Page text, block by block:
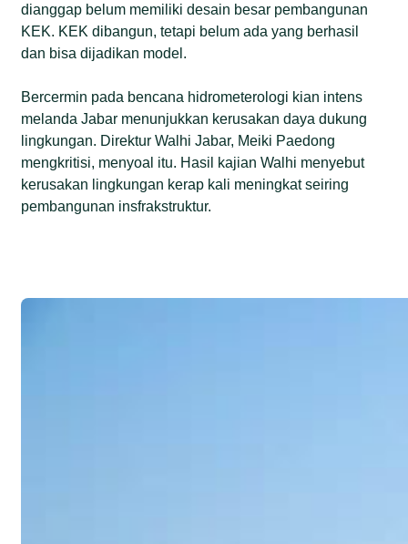
dianggap belum memiliki desain besar pembangunan
KEK. KEK dibangun, tetapi belum ada yang berhasil
dan bisa dijadikan model.
Bercermin pada bencana hidrometerologi kian intens
melanda Jabar menunjukkan kerusakan daya dukung
lingkungan. Direktur Walhi Jabar, Meiki Paedong
mengkritisi, menyoal itu. Hasil kajian Walhi menyebut
kerusakan lingkungan kerap kali meningkat seiring
pembangunan insfrakstruktur.